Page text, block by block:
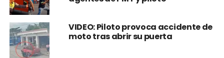
VIDEO: Piloto provoca accidente de
moto tras abrir su puerta